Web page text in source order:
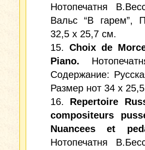
Нотопечатня
Вальс “В гарем”,
32,5 х 25,7 см.
15. Choix de
Piano.
Содержание:
Размер нот 34 х
16. Repertoire
compositeurs
Nuancees et
Нотопечатня